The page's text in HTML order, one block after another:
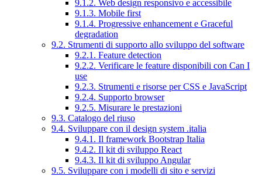
9.1.2. Web design responsivo e accessibile
9.1.3. Mobile first
9.1.4. Progressive enhancement e Graceful
degradation
9.2. Strumenti di supporto allo sviluppo del software
9.2.1. Feature detection
9.2.2. Verificare le feature disponibili con Can I
use
9.2.3. Strumenti e risorse per CSS e JavaScript
9.2.4. Supporto browser
9.2.5. Misurare le prestazioni
9.3. Catalogo del riuso
9.4. Sviluppare con il design system .italia
9.4.1. Il framework Bootstrap Italia
9.4.2. Il kit di sviluppo React
9.4.3. Il kit di sviluppo Angular
9.5. Sviluppare con i modelli di sito e servizi